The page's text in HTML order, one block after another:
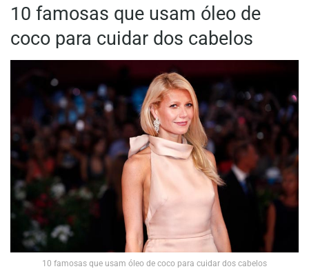
10 famosas que usam óleo de
coco para cuidar dos cabelos
10 famosas que usam óleo de coco para cuidar dos cabelos